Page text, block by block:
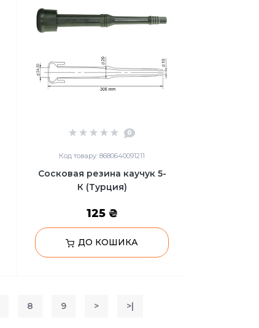
0
Код товару: 8680640091211
Сосковая резина каучук 5-
К (Турция)
125 ₴
ДО КОШИКА
8 9 > >|